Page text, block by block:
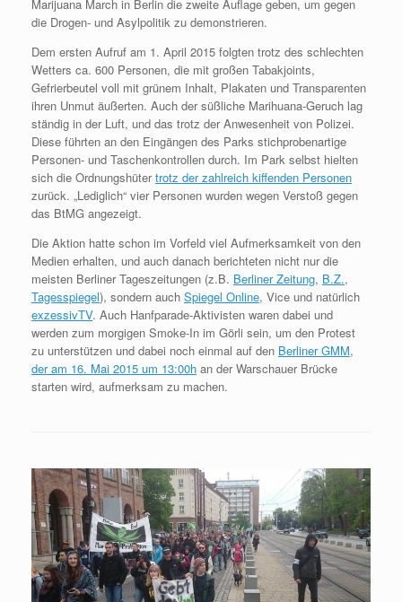
Marijuana March in Berlin die zweite Auflage geben, um gegen
die Drogen- und Asylpolitik zu demonstrieren.
Dem ersten Aufruf am 1. April 2015 folgten trotz des schlechten
Wetters ca. 600 Personen, die mit großen Tabakjoints,
Gefrierbeutel voll mit grünem Inhalt, Plakaten und Transparenten
ihren Unmut äußerten. Auch der süßliche Marihuana-Geruch lag
ständig in der Luft, und das trotz der Anwesenheit von Polizei.
Diese führten an den Eingängen des Parks stichprobenartige
Personen- und Taschenkontrollen durch. Im Park selbst hielten
sich die Ordnungshütertrotz der zahlreich kiffenden Personen
zurück. „Lediglich“ vier Personen wurden wegen Verstoß gegen
das BtMG angezeigt.
Die Aktion hatte schon im Vorfeld viel Aufmerksamkeit von den
Medien erhalten, und auch danach berichteten nicht nur die
meisten Berliner Tageszeitungen (z.B. Berliner Zeitung, B.Z.,
Tagesspiegel), sondern auch Spiegel Online, Vice und natürlich
exzessivTV. Auch Hanfparade-Aktivisten waren dabei und
werden zum morgigen Smoke-In im Görli sein, um den Protest
zu unterstützen und dabei noch einmal auf den Berliner GMM,
der am 16. Mai 2015 um 13:00h an der Warschauer Brücke
starten wird, aufmerksam zu machen.